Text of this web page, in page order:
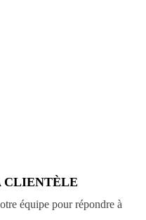
CLIENTÈLE
équipe pour répondre à